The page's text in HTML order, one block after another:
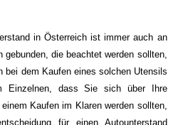
in Österreich ist immer auch an
gebunden, die beachtet werden sollten,
bei dem Kaufen eines solchen Utensils
Einzelnen, dass Sie sich über Ihre
Kaufen im Klaren werden sollten,
für einen Autounterstand